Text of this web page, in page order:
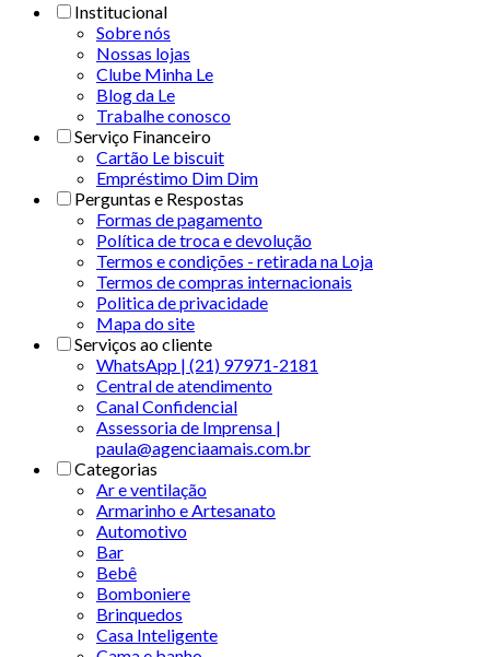
Institucional
Sobre nós
Nossas lojas
Clube Minha Le
Blog da Le
Trabalhe conosco
Serviço Financeiro
Cartão Le biscuit
Empréstimo Dim Dim
Perguntas e Respostas
Formas de pagamento
Política de troca e devolução
Termos e condições - retirada na Loja
Termos de compras internacionais
Politica de privacidade
Mapa do site
Serviços ao cliente
WhatsApp | (21) 97971-2181
Central de atendimento
Canal Confidencial
Assessoria de Imprensa |
paula@agenciaamais.com.br
Categorias
Ar e ventilação
Armarinho e Artesanato
Automotivo
Bar
Bebê
Bomboniere
Brinquedos
Casa Inteligente